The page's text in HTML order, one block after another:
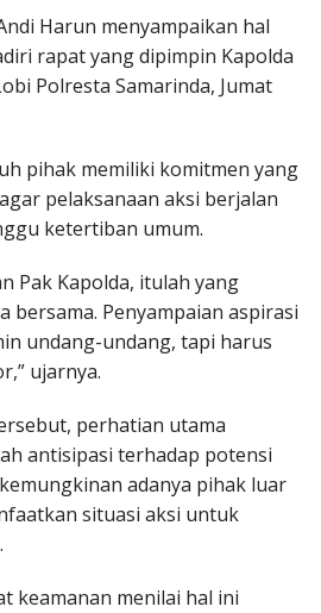
Harun menyampaikan hal
rapat yang dipimpin Kapolda
Polresta Samarinda, Jumat
pihak memiliki komitmen yang
pelaksanaan aksi berjalan
ketertiban umum.
Pak Kapolda, itulah yang
bersama. Penyampaian aspirasi
undang-undang, tapi harus
ujarnya.
perhatian utama
antisipasi terhadap potensi
adanya pihak luar
situasi aksi untuk
keamanan menilai hal ini